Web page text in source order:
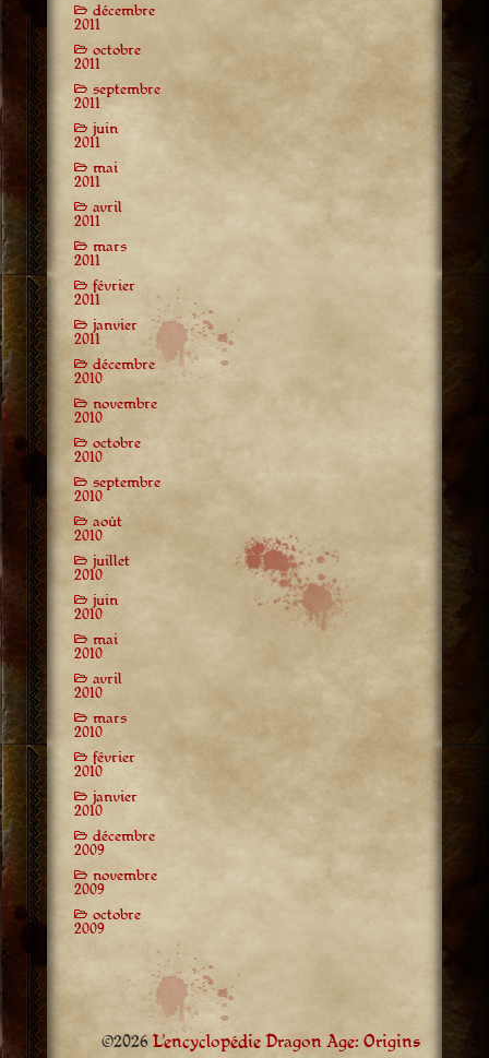
décembre
2011
octobre
2011
septembre
2011
juin
2011
mai
2011
avril
2011
mars
2011
février
2011
janvier
2011
décembre
2010
novembre
2010
octobre
2010
septembre
2010
août
2010
juillet
2010
juin
2010
mai
2010
avril
2010
mars
2010
février
2010
janvier
2010
décembre
2009
novembre
2009
octobre
2009
©2026 L'encyclopédie Dragon Age: Origins